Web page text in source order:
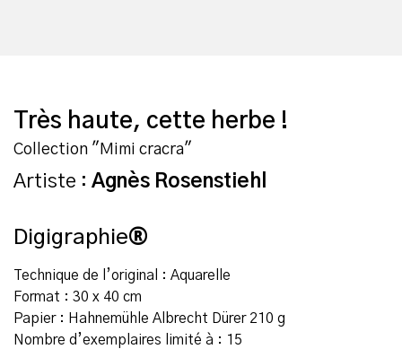
Très haute, cette herbe !
Collection "Mimi cracra"
Artiste : Agnès Rosenstiehl
Digigraphie®
Technique de l’original : Aquarelle
Format : 30 x 40 cm
Papier : Hahnemühle Albrecht Dürer 210 g
Nombre d’exemplaires limité à : 15